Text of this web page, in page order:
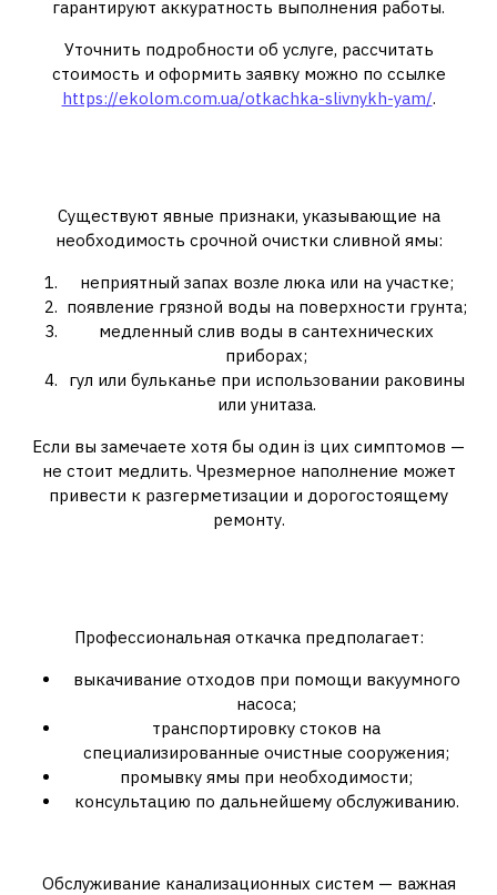
гарантируют аккуратность выполнения работы.
Уточнить подробности об услуге, рассчитать
стоимость и оформить заявку можно по ссылке
https://ekolom.com.ua/otkachka-slivnykh-yam/.
Существуют явные признаки, указывающие на
необходимость срочной очистки сливной ямы:
неприятный запах возле люка или на участке;
появление грязной воды на поверхности грунта;
медленный слив воды в сантехнических
приборах;
гул или бульканье при использовании раковины
или унитаза.
Если вы замечаете хотя бы один із цих симптомов —
не стоит медлить. Чрезмерное наполнение может
привести к разгерметизации и дорогостоящему
ремонту.
Профессиональная откачка предполагает:
выкачивание отходов при помощи вакуумного
насоса;
транспортировку стоков на
специализированные очистные сооружения;
промывку ямы при необходимости;
консультацию по дальнейшему обслуживанию.
Обслуживание канализационных систем — важная